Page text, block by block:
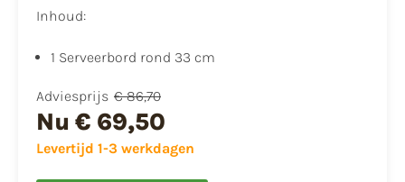
Inhoud:
1 Serveerbord rond 33 cm
Adviesprijs € 86,70
Nu € 69,50
Levertijd 1-3 werkdagen